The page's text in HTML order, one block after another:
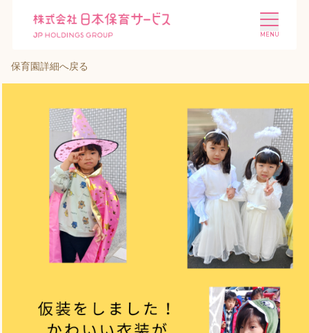
施設を探す 選ばれる理由
会社概要 ニュース
投資家情報 採用情報
Language
保育園詳細へ戻る